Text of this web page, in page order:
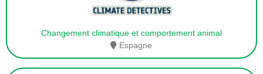
Changement climatique et comportement animal
Espagne